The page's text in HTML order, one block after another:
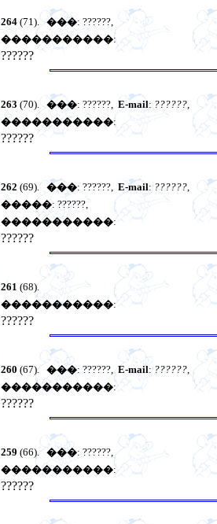
264 (71).���: ??????,
�����������:
??????
263 (70).���: ??????, E-mail: ??????,
�����������:
??????
262 (69). ���: ??????, E-mail: ??????,
�����: ??????,
�����������:
??????
261 (68).
�����������:
??????
260 (67). ���: ??????,E-mail: ??????,
�����������:
??????
259 (66).���: ??????,
�����������:
??????